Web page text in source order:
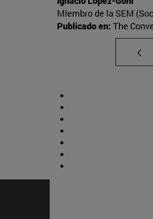
MIembro de la SEM
Publicado en: The